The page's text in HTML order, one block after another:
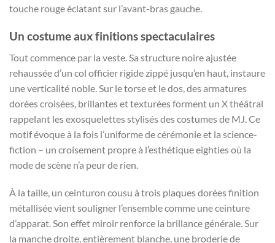
touche rouge éclatant sur l’avant-bras gauche.
Un costume aux finitions spectaculaires
Tout commence par la veste. Sa structure noire ajustée
rehaussée d’un col officier rigide zippé jusqu’en haut, instaure
une verticalité noble. Sur le torse et le dos, des armatures
dorées croisées, brillantes et texturées forment un X théâtral
rappelant les exosquelettes stylisés des costumes de MJ. Ce
motif évoque à la fois l’uniforme de cérémonie et la science-
fiction – un croisement propre à l’esthétique eighties où la
mode de scène n’a peur de rien.
À la taille, un ceinturon cousu à trois plaques dorées finition
métallisée vient souligner l’ensemble comme une ceinture
d’apparat. Son effet miroir renforce la brillance générale. Sur
la manche droite, entièrement blanche, une broderie de